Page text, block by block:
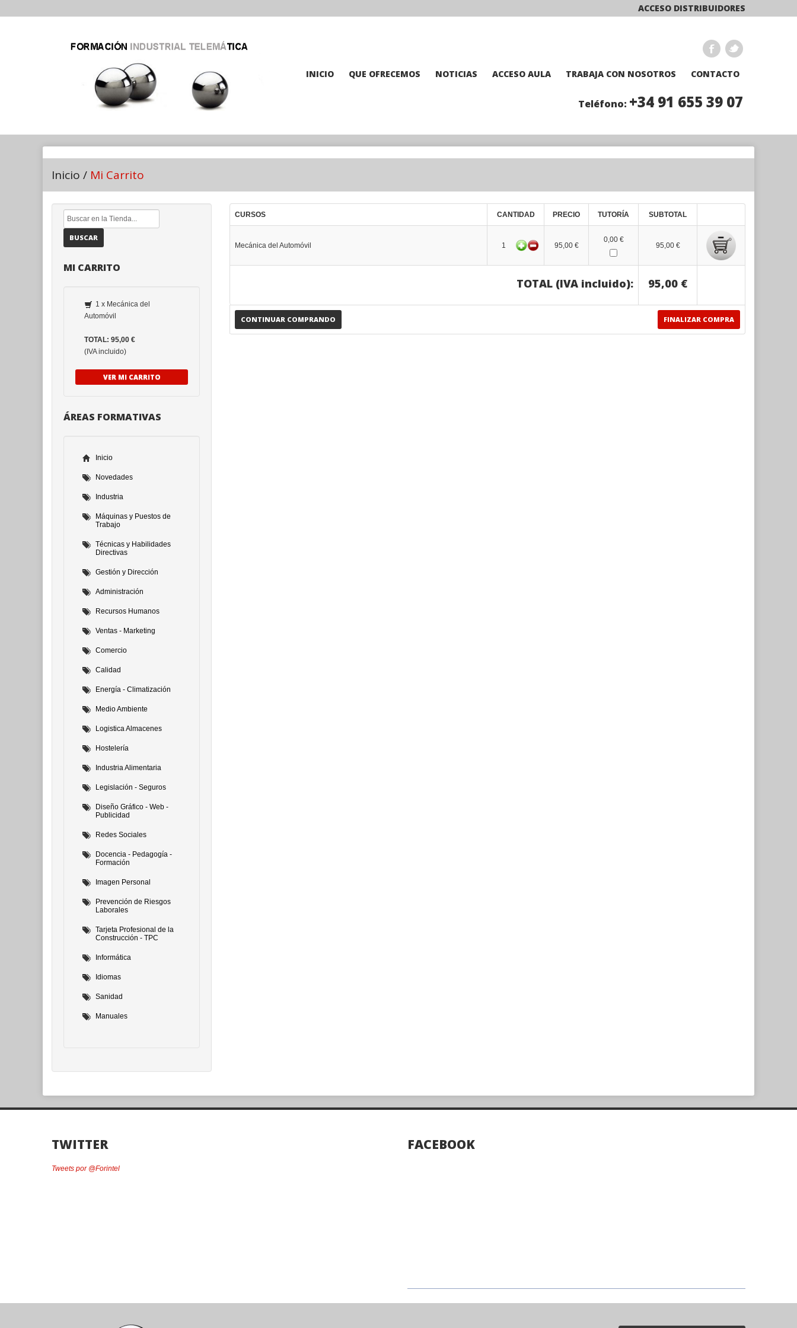
ACCESO DISTRIBUIDORES
INICIO QUE OFRECEMOS NOTICIAS ACCESO AULA TRABAJA CON NOSOTROS CONTACTO
Teléfono: +34 91 655 39 07
Inicio / Mi Carrito
BUSCAR
MI CARRITO
1 x Mecánica del
Automóvil
TOTAL: 95,00 €
(IVA incluido)
VER MI CARRITO
ÁREAS FORMATIVAS
Inicio
Novedades
Industria
Máquinas y Puestos de
Trabajo
Técnicas y Habilidades
Directivas
Gestión y Dirección
Administración
Recursos Humanos
Ventas - Marketing
Comercio
Calidad
Energía - Climatización
Medio Ambiente
Logistica Almacenes
Hostelería
Industria Alimentaria
Legislación - Seguros
Diseño Gráfico - Web -
Publicidad
Redes Sociales
Docencia - Pedagogía -
Formación
Imagen Personal
Prevención de Riesgos
Laborales
Tarjeta Profesional de la
Construcción - TPC
Informática
Idiomas
Sanidad
Manuales
CURSOS CANTIDAD PRECIO TUTORÍA SUBTOTAL
CONTINUAR COMPRANDO FINALIZAR COMPRA
Mecánica del Automóvil 1 95,00 €
0,00 €
95,00 €
TOTAL (IVA incluido): 95,00 €
TWITTER
Tweets por @Forintel
FACEBOOK